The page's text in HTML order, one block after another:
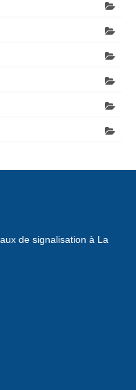
de signalisation à La